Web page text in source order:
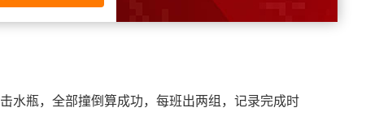
水瓶，全部撞倒算成功，每班出两组，记录完成时